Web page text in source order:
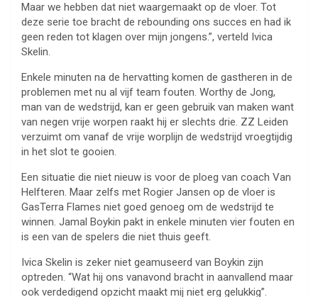
Maar we hebben dat niet waargemaakt op de vloer. Tot
deze serie toe bracht de rebounding ons succes en had ik
geen reden tot klagen over mijn jongens.”, verteld Ivica
Skelin.
Enkele minuten na de hervatting komen de gastheren in de
problemen met nu al vijf team fouten. Worthy de Jong,
man van de wedstrijd, kan er geen gebruik van maken want
van negen vrije worpen raakt hij er slechts drie. ZZ Leiden
verzuimt om vanaf de vrije worplijn de wedstrijd vroegtijdig
in het slot te gooien.
Een situatie die niet nieuw is voor de ploeg van coach Van
Helfteren. Maar zelfs met Rogier Jansen op de vloer is
GasTerra Flames niet goed genoeg om de wedstrijd te
winnen. Jamal Boykin pakt in enkele minuten vier fouten en
is een van de spelers die niet thuis geeft.
Ivica Skelin is zeker niet geamuseerd van Boykin zijn
optreden. “Wat hij ons vanavond bracht in aanvallend maar
ook verdedigend opzicht maakt mij niet erg gelukkig”.